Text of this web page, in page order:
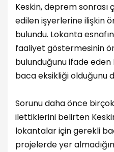
Keskin, deprem sonrası
edilen işyerlerine ilişkin
bulundu. Lokanta
faaliyet göstermesinin
bulunduğunu ifade eden
baca eksikliği olduğunu
Sorunu daha önce
ilettiklerini belirten
lokantalar için gerekli
projelerde yer